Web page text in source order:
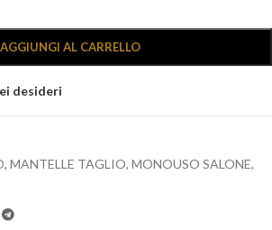
AGGIUNGI AL CARRELLO
desideri
, MANTELLE TAGLIO, MONOUSO SALONE,